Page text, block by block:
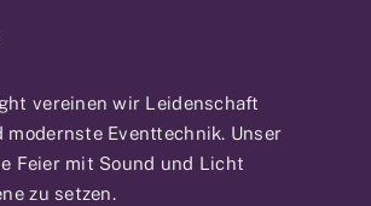
vereinen wir Leidenschaft
Eventtechnik. Unser
Feier mit Sound und Licht
zu setzen.